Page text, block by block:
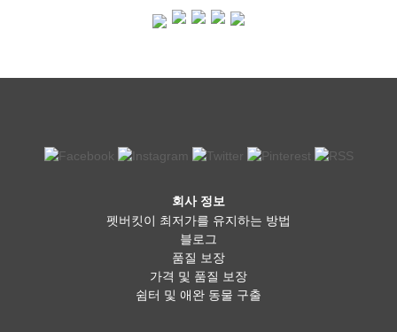
회사 정보
펫버킷이 최저가를 유지하는 방법
블로그
품질 보장
가격 및 품질 보장
쉼터 및 애완 동물 구출